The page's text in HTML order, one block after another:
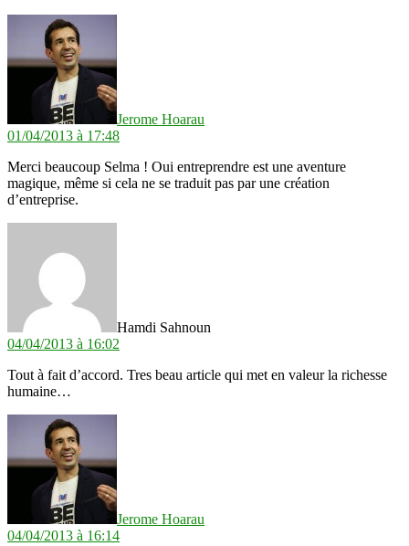
Jerome Hoarau
01/04/2013 à 17:48
Merci beaucoup Selma ! Oui entreprendre est une aventure
magique, même si cela ne se traduit pas par une création
d’entreprise.
Hamdi Sahnoun
04/04/2013 à 16:02
Tout à fait d’accord. Tres beau article qui met en valeur la richesse
humaine…
Jerome Hoarau
04/04/2013 à 16:14